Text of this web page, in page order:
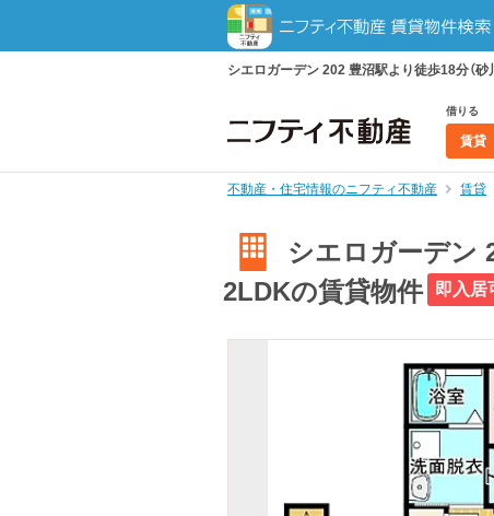
シエロガーデン 202 豊沼駅より徒歩18分（
借りる
賃貸
不動産・住宅情報のニフティ不動産 賃貸
シエロガーデン
2LDKの賃貸物件
即入居